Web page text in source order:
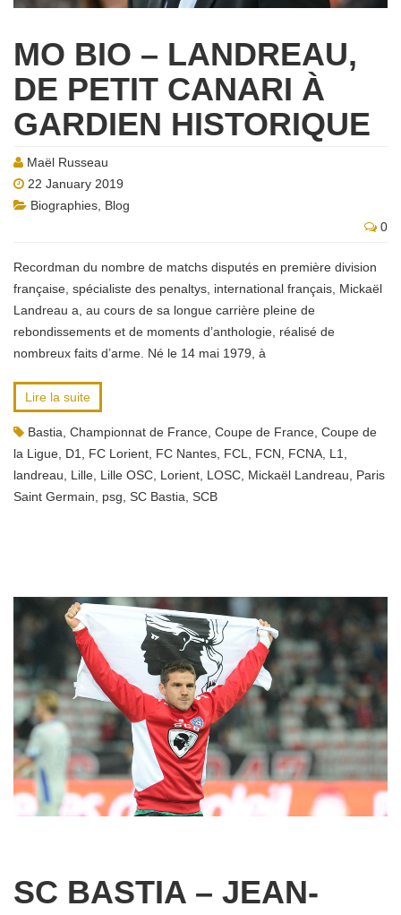
MO BIO – LANDREAU,
DE PETIT CANARI À
GARDIEN HISTORIQUE
Maël Russeau
22 January 2019
Biographies Blog
0
Recordman du nombre de matchs disputés en première division
française, spécialiste des penaltys, international français, Mickaël
Landreau a, au cours de sa longue carrière pleine de
rebondissements et de moments d’anthologie, réalisé de
nombreux faits d’arme. Né le 14 mai 1979, à
Lire la suite
Bastia Championnat de France Coupe de France Coupe de
la Ligue D1 FC Lorient FC Nantes FCL FCN FCNA L1
landreau
Lille Lille OSC Lorient LOSC Mickaël Landreau
Paris
Saint Germain
psg SC Bastia SCB
SC BASTIA – JEAN-